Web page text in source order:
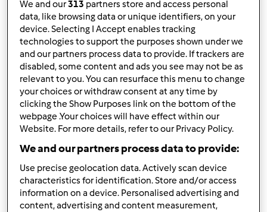
Mariola Bledzka
(niezweryfikowany)
ndz., 12/22/2019 - 17:41
Jak włączyłam termomix TM6 to wyskoczyło mi błądC519
co mam zrobić ?
Góra strony
We and our313 partners store and access personal
data, like browsing data or unique identifiers, on your
device. Selecting I Accept enables tracking
technologies to support the purposes shown under we
and our partners process data to provide. If trackers are
disabled, some content and ads you see may not be as
relevant to you. You can resurface this menu to change
your choices or withdraw consent at any time by
clicking the Show Purposes link on the bottom of the
webpage .Your choices will have effect within our
Website. For more details, refer to our Privacy Policy.
We and our partners process data to provide:
Use precise geolocation data. Actively scan device
characteristics for identification. Store and/or access
information on a device. Personalised advertising and
content, advertising and content measurement,